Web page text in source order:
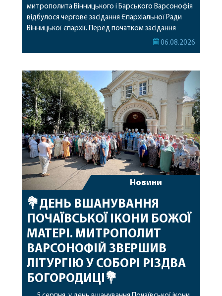
митрополита Вінницького і Барського Варсонофія
відбулося чергове засідання Єпархіальної Ради
Вінницької єпархії. Перед початком засідання
секретар Єпархіальної Ради від імені членів Ради
побажавши йому міцного здоров’я, Божої
допомоги, миру, духовної радості та
благословенних успіхів у подальшому
архіпастирському служінні. […]
06.08.2026
Новини
💐ДЕНЬ ВШАНУВАННЯ
ПОЧАЇВСЬКОЇ ІКОНИ БОЖОЇ
МАТЕРІ. МИТРОПОЛИТ
ВАРСОНОФІЙ ЗВЕРШИВ
ЛІТУРГІЮ У СОБОРІ РІЗДВА
БОГОРОДИЦІ💐